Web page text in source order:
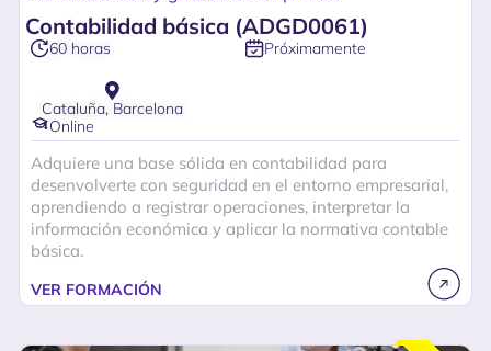
Contabilidad básica (ADGD0061)
60 horas Próximamente
Cataluña, Barcelona
Online
Adquiere una base sólida en contabilidad para
desenvolverte con seguridad en el entorno empresarial,
aprendiendo a registrar operaciones, interpretar la
información económica y aplicar la normativa contable
básica.
VER FORMACIÓN